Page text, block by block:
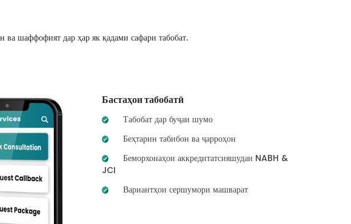
шаффофият дар ҳар як қадами сафари табобат.
Бастаҳои табобатӣ
Табобат дар буҷаи шумо
Беҳтарин табибон ва ҷарроҳон
Беморхонаҳои аккредитатсияшудаи NABH &
JCI
Вариантҳои сершумори машварат